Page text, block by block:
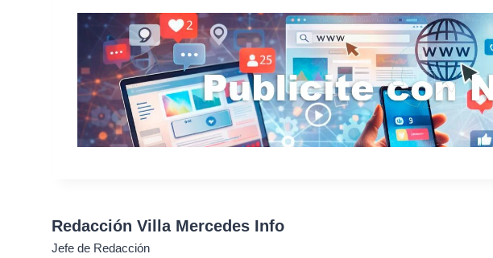
Redacción Villa Mercedes Info
Jefe de Redacción